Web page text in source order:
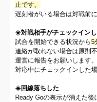
止です。
遅刻者がいる場合は対戦前
☀️対戦相手がチェックイン
試合を開始できる状況から5
連絡が取れない場合は原則
運営に報告をお願いします。
対応中にチェックインした
☀️回線落ちした
Ready Goの表示が消えた